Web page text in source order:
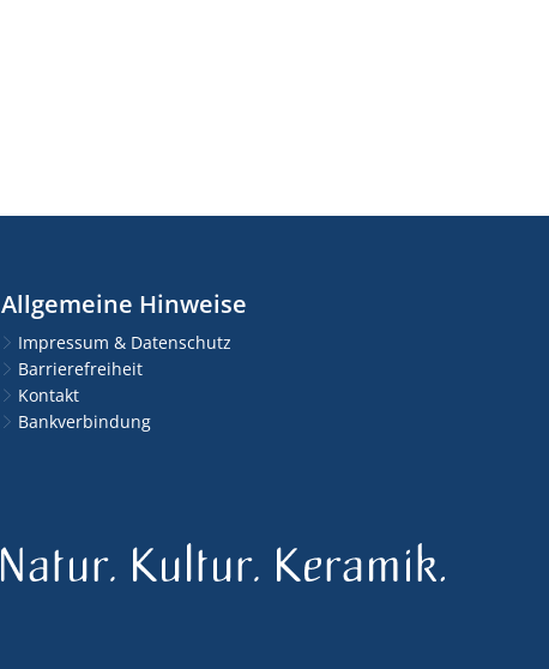
Allgemeine Hinweise
Impressum & Datenschutz
Barrierefreiheit
Kontakt
Bankverbindung